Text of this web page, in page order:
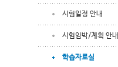
시험일정 안내
시험임박/계획 안내
학습자료실